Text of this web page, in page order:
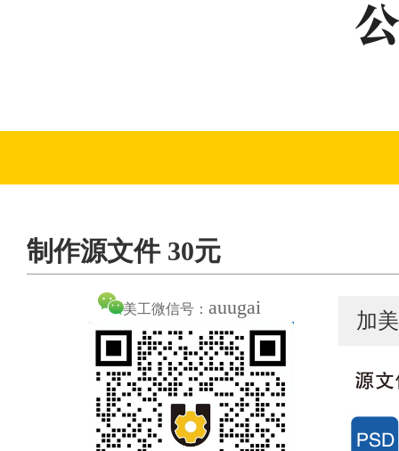
制作源文件 30元
美工微信号： auugai
加